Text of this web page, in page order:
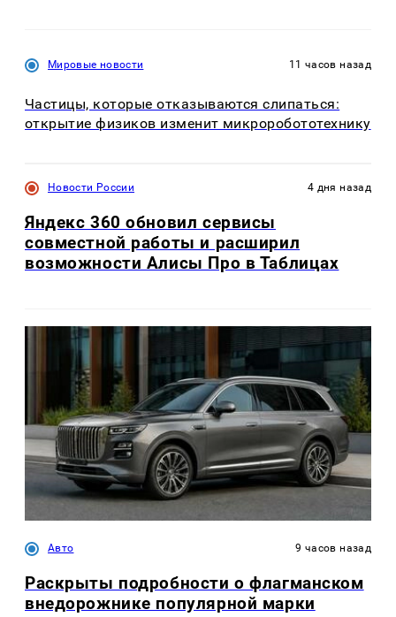
Мировые новости 11 часов назад
Частицы, которые отказываются слипаться:
открытие физиков изменит микроробототехнику
Новости России 4 дня назад
Яндекс 360 обновил сервисы
совместной работы и расширил
возможности Алисы Про в Таблицах
Авто 9 часов назад
Раскрыты подробности о флагманском
внедорожнике популярной марки